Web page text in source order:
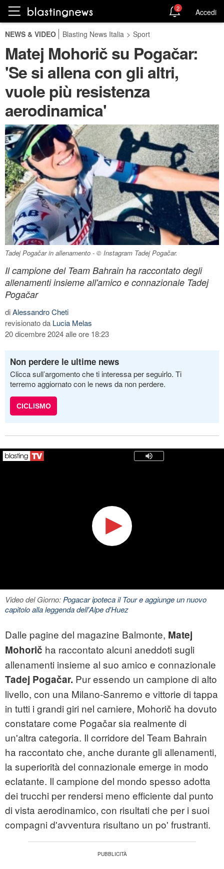
2 Accedi
NEWS & VIDEO Blasting News Italia > Sport
Matej Mohorič su Pogačar:
'Se si allena con gli altri,
vuole più resistenza
aerodinamica'
Tadej Pogačar in allenamento - © Instagram Tadej Pogačar.
Il campione del Team Bahrain ha raccontato degli
allenamenti insieme all'amico e connazionale Tadej
Pogačar
diAlessandro Cheti
revisionato da Lucia Melas
20 dicembre 2024 alle ore 18:23
Non perdere le ultime news
Clicca sull’argomento che ti interessa per seguirlo. Ti
terremo aggiornato con le news da non perdere.
CICLISMO
Video del Giorno:Pogacar ipoteca il Tour e aggiunge un nuovo
capitolo alla leggenda dell'Alpe d'Huez
Dalle pagine del magazine Balmonte, Matej
Mohorič ha raccontato alcuni aneddoti sugli
allenamenti insieme al suo amico e connazionale
Tadej Pogačar. Pur essendo un campione di alto
livello, con una Milano-Sanremo e vittorie di tappa
in tutti i grandi giri nel carniere, Mohorič ha dovuto
constatare come Pogačar sia realmente di
un'altra categoria. Il corridore del Team Bahrain
ha raccontato che, anche durante gli allenamenti,
la superiorità del connazionale emerge in modo
eclatante. Il campione del mondo spesso adotta
dei trucchi per rendersi meno efficiente dal punto
di vista aerodinamico, con risultati che per i suoi
compagni d'avventura risultano un po' frustranti.